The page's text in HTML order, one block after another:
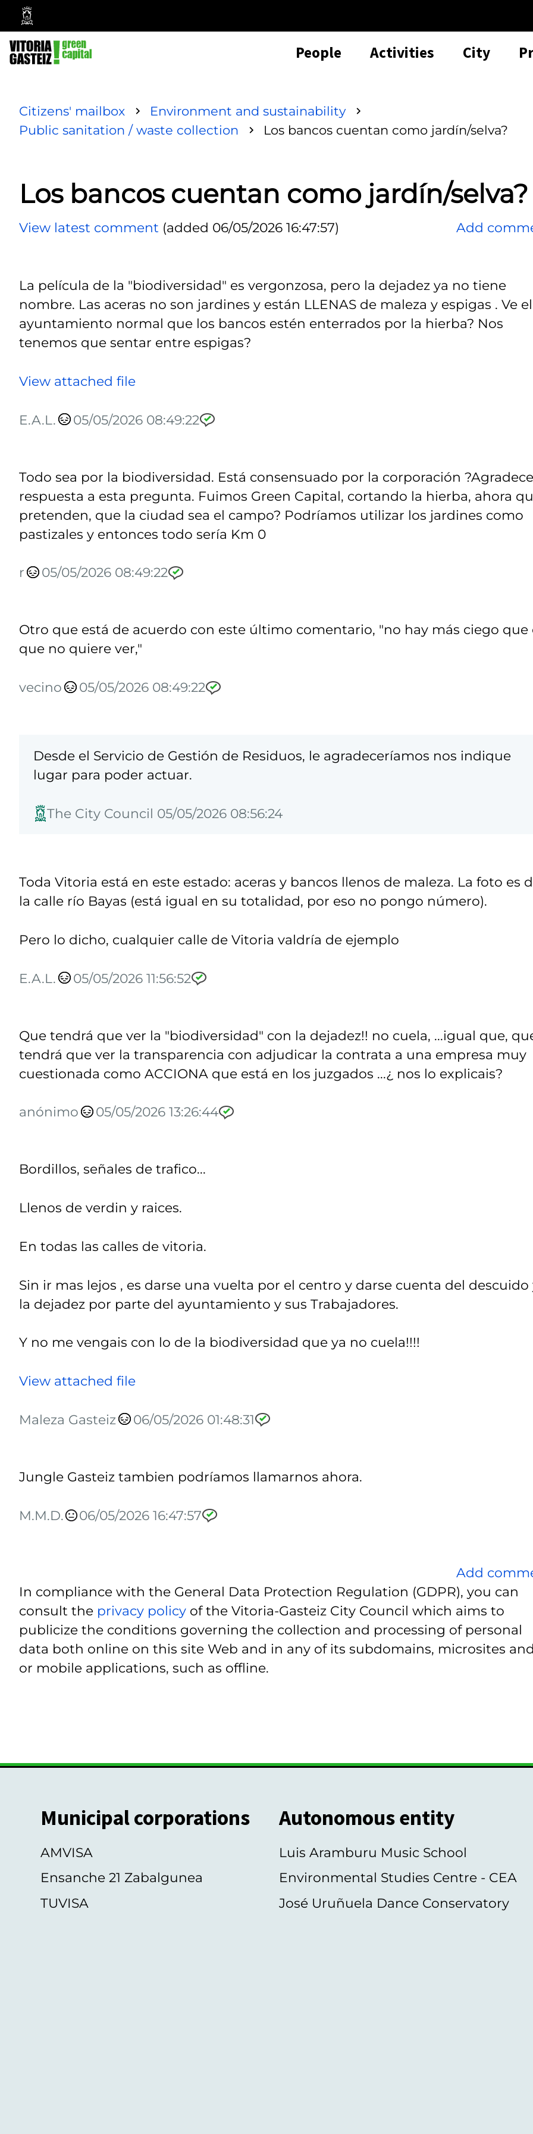
Vitoria-
Gasteiz
City
Council
People Activities City
Citizens' mailbox
Environment and sustainability
Public sanitation / waste collection
Los bancos cuentan como jardín/selva?
Los bancos cuentan como jardín/selva?
View latest comment (added 06/05/2026 16:47:57) Add
La película de la "biodiversidad" es vergonzosa, pero la dejadez ya no tiene
nombre. Las aceras no son jardines y están LLENAS de maleza y espigas . Ve el
ayuntamiento normal que los bancos estén enterrados por la hierba? Nos
tenemos que sentar entre espigas?
View attached file
E.A.L. 05/05/2026 08:49:22
Todo sea por la biodiversidad. Está consensuado por la corporación
respuesta a esta pregunta. Fuimos Green Capital, cortando la hierba, ahora
pretenden, que la ciudad sea el campo? Podríamos utilizar los jardines como
pastizales y entonces todo sería Km 0
r 05/05/2026 08:49:22
Otro que está de acuerdo con este último comentario, "no hay más ciego que
que no quiere ver,"
vecino 05/05/2026 08:49:22
Desde el Servicio de Gestión de Residuos, le agradeceríamos nos indique
lugar para poder actuar.
The City Council 05/05/2026 08:56:24
Toda Vitoria está en este estado: aceras y bancos llenos de maleza. La foto es
la calle río Bayas (está igual en su totalidad, por eso no pongo número).
Pero lo dicho, cualquier calle de Vitoria valdría de ejemplo
E.A.L. 05/05/2026 11:56:52
Que tendrá que ver la "biodiversidad" con la dejadez!! no cuela, ...igual que,
tendrá que ver la transparencia con adjudicar la contrata a una empresa muy
cuestionada como ACCIONA que está en los juzgados ...¿ nos lo explicais?
anónimo 05/05/2026 13:26:44
Bordillos, señales de trafico...
Llenos de verdin y raices.
En todas las calles de vitoria.
Sin ir mas lejos , es darse una vuelta por el centro y darse cuenta del descuido
la dejadez por parte del ayuntamiento y sus Trabajadores.
Y no me vengais con lo de la biodiversidad que ya no cuela!!!!
View attached file
Maleza Gasteiz 06/05/2026 01:48:31
Jungle Gasteiz tambien podríamos llamarnos ahora.
M.M.D. 06/05/2026 16:47:57
Add
In compliance with the General Data Protection Regulation (GDPR), you can
consult the privacy policy of the Vitoria-Gasteiz City Council which aims to
publicize the conditions governing the collection and processing of personal
data both online on this site Web and in any of its subdomains, microsites
or mobile applications, such as offline.
Municipal corporations
AMVISA
Ensanche 21 Zabalgunea
TUVISA
Autonomous entity
Luis Aramburu Music School
Environmental Studies Centre - CEA
José Uruñuela Dance Conservatory